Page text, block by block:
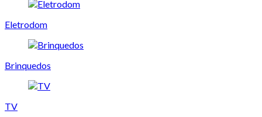
Eletrodom
Brinquedos
TV